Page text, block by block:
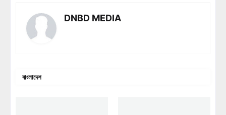
DNBD MEDIA
বাংলাদেশ